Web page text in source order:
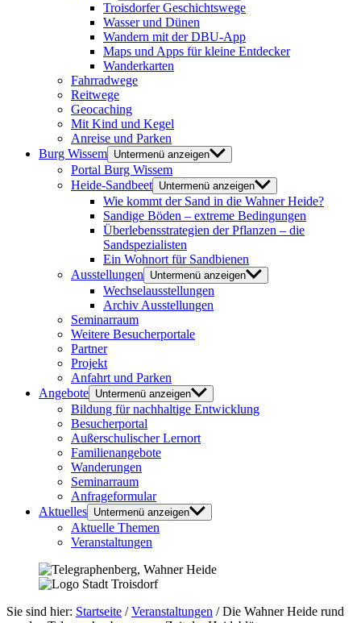
Troisdorfer Geschichtswege
Wasser und Dünen
Wandern mit der DBU-App
Maps und Apps für kleine Entdecker
Wanderkarten
Fahrradwege
Reitwege
Geocaching
Mit Kind und Kegel
Anreise und Parken
Burg Wissem Untermenü anzeigen
Portal Burg Wissem
Heide-Sandbeet Untermenü anzeigen
Wie kommt der Sand in die Wahner Heide?
Sandige Böden – extreme Bedingungen
Überlebensstrategien der Pflanzen – die
Sandspezialisten
Ein Wohnort für Sandbienen
Ausstellungen
Untermenü anzeigen
Wechselausstellungen
Archiv Ausstellungen
Seminarraum
Weitere Besucherportale
Partner
Projekt
Anfahrt und Parken
Angebote Untermenü anzeigen
Bildung für nachhaltige Entwicklung
Besucherportal
Außerschulischer Lernort
Familienangebote
Wanderungen
Seminarraum
Anfrageformular
Aktuelles Untermenü anzeigen
Aktuelle Themen
Veranstaltungen
Sie sind hier: Startseite /Veranstaltungen /Die Wahner Heide rund